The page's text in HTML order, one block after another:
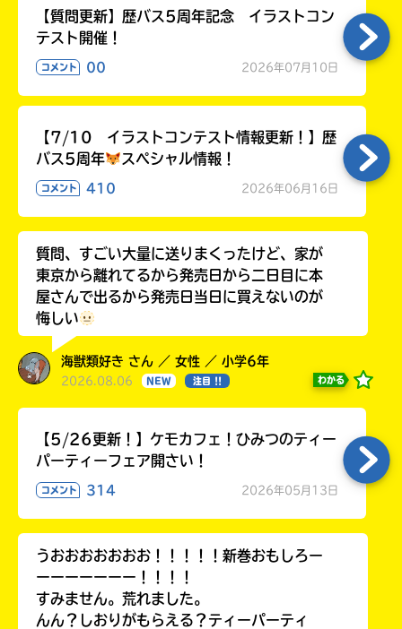
【質問更新】歴バス5周年記念 イラストコン
テスト開催！
コメント 00 2026年07月10日
【7/10 イラストコンテスト情報更新！】歴
バス5周年
スペシャル情報！
コメント 410 2026年06月16日
質問、すごい大量に送りまくったけど、家が
東京から離れてるから発売日から二日目に本
屋さんで出るから発売日当日に買えないのが
悔しい
海獣類好き さん ／ 女性 ／ 小学6年
2026.08.06 NEW 注目 !! わかる
【5/26更新！】ケモカフェ！ひみつのティー
パーティーフェア開さい！
コメント 314 2026年05月13日
うおおおおおおお！！！！！新巻おもしろー
ーーーーーーー！！！！
すみません。荒れました。
んん？しおりがもらえる？ティーパーティ